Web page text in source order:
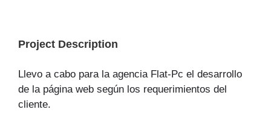
Project Description
Llevo a cabo para la agencia Flat-Pc el desarrollo
de la página web según los requerimientos del
cliente.